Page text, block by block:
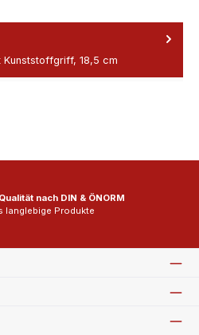
18,5 cm
nach DIN & ÖNORM
langlebige Produkte